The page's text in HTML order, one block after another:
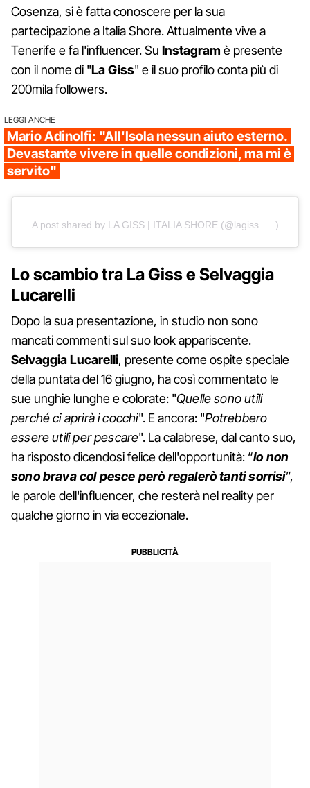
Cosenza, si è fatta conoscere per la sua
partecipazione a Italia Shore. Attualmente vive a
Tenerife e fa l'influencer. Su Instagram è presente
con il nome di "La Giss" e il suo profilo conta più di
200mila followers.
LEGGI ANCHE
Mario Adinolfi: "All'Isola nessun aiuto esterno.
Devastante vivere in quelle condizioni, ma mi è
servito"
A post shared by LA GISS | ITALIA SHORE (@lagiss___)
Lo scambio tra La Giss e Selvaggia
Lucarelli
Dopo la sua presentazione, in studio non sono
mancati commenti sul suo look appariscente.
Selvaggia Lucarelli, presente come ospite speciale
della puntata del 16 giugno, ha così commentato le
sue unghie lunghe e colorate: "Quelle sono utili
perché ci aprirà i cocchi". E ancora: "Potrebbero
essere utili per pescare". La calabrese, dal canto suo,
ha risposto dicendosi felice dell'opportunità: “Io non
sono brava col pesce però regalerò tanti sorrisi”,
le parole dell'influencer, che resterà nel reality per
qualche giorno in via eccezionale.